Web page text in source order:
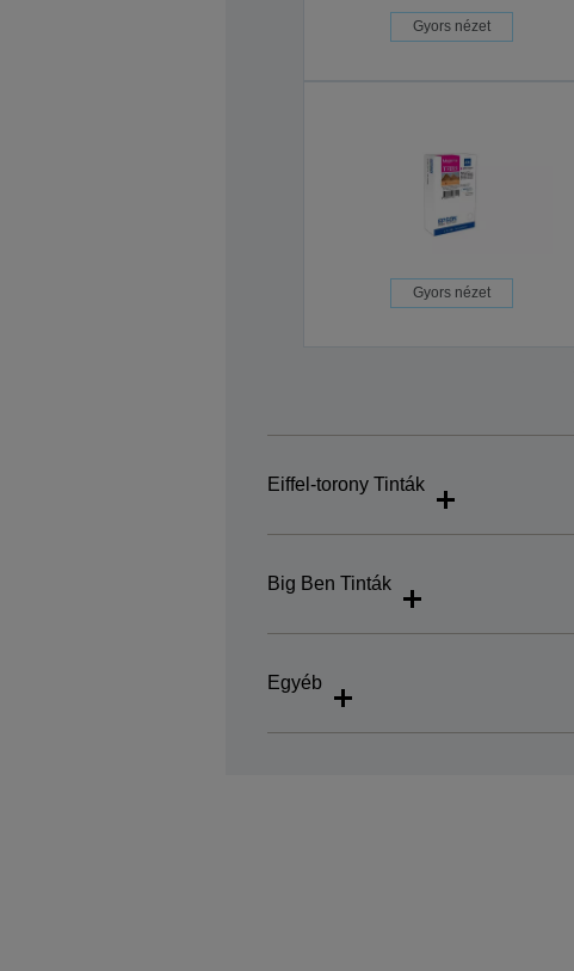
Gyors nézet
Gyors nézet
Eiffel-torony Tinták
Big Ben Tinták
Egyéb